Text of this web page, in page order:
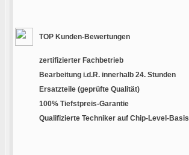
TOP Kunden-Bewertungen
zertifizierter Fachbetrieb
Bearbeitung i.d.R. innerhalb 24. Stunden
Ersatzteile (geprüfte Qualität)
100% Tiefstpreis-Garantie
Qualifizierte Techniker auf Chip-Level-Basis